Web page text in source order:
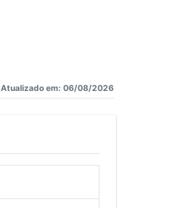
Atualizado em: 06/08/2026